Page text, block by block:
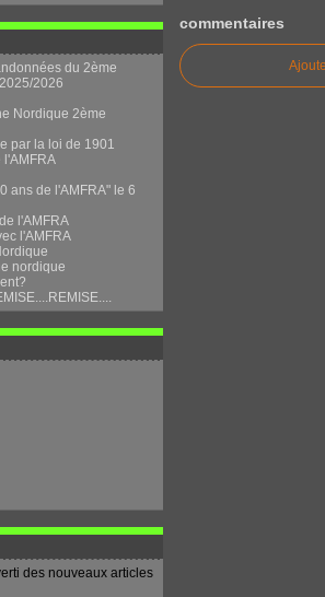
du 2ème
2026
Nordique 2ème
par la loi de 1901
l'AMFRA
ans de l'AMFRA" le 6
l'AMFRA
l'AMFRA
nordique
des nouveaux articles
commentaires